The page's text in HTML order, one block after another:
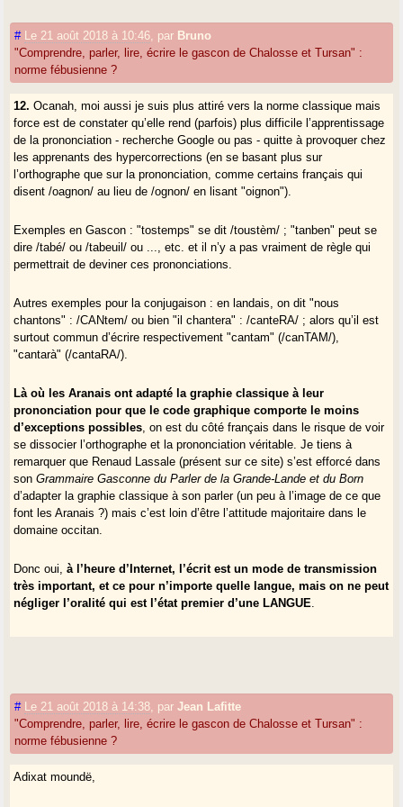
Seule une réaction fondée sur la défense et la promotion explicite d’une
"nationalité régionale" explicitement et uniquement gasconne aurait pu
sauver ce qui pouvait l’être.
Au fond ce projet pan-occitan répond à l’idée mistralienne de la "nation
méridionale", une nation qui n’est méridionale que vue de Paris, bien
sûr.
Mais dans ce pays on confond tout : le respect de l’Etat et
l’uniformisation linguistique ; la défense des patrimoines ethno-culturels
et la "subversion" ou le crime de lèse-nation (relisez Lauthemas,
tranchée définitivement par le président G. Pompidou en 1972 à Sarre-
Union : "Il n’y a pas de place pour les langues et cultures régionales
dans une France destinée à marquer l’Europe de son sceau." C’est clair
Quand à l’écran entre les populations et la langue (si peu) enseignée, il
s’est épaissi parce que la dynamique d’abandon était en marche depuis
occitan, landais, béarnais, gascon ?
Mistral a en fait chanté la naciounprovençale, le "naître" provençal,
mais a englobé l’illusoire "nation méridionale" dans cet enthousiasme. Il
n’était pas le premier à penser la "France du Sud". La pan-Occitanie en
est sortie.
Maintenant, ce qui aurait pu être une fédération de volontés tourne à
l’imposition d’une étiquette. Or, l’Occitanie, en dehors de son territoire
changent de référence et de nom, et les béarnistes aussi. Ce n’est pas
une question de graphie.
# Le 21 août 2018 à 10:46 par Bruno
"Comprendre, parler, lire, écrire le gascon de Chalosse et Tursan" :
norme fébusienne ?
12. Ocanah, moi aussi je suis plus attiré vers la norme classique mais
force est de constater qu’elle rend (parfois) plus difficile l’apprentissage
de la prononciation - recherche Google ou pas - quitte à provoquer chez
les apprenants des hypercorrections (en se basant plus sur
l’orthographe que sur la prononciation, comme certains français qui
disent /oagnon/ au lieu de /ognon/ en lisant "oignon").
Exemples en Gascon : "tostemps" se dit /toustèm/ ; "tanben" peut se
dire /tabé/ ou /tabeuil/ ou ..., etc. et il n’y a pas vraiment de règle qui
permettrait de deviner ces prononciations.
Autres exemples pour la conjugaison : en landais, on dit "nous
chantons" : /CANtem/ ou bien "il chantera" : /canteRA/ ; alors qu’il est
surtout commun d’écrire respectivement "cantam" (/canTAM/),
"cantarà" (/cantaRA/).
Là où les Aranais ont adapté la graphie classique à leur
prononciation pour que le code graphique comporte le moins
d’exceptions possibles , on est du côté français dans le risque de voir
se dissocier l’orthographe et la prononciation véritable. Je tiens à
remarquer que Renaud Lassale (présent sur ce site) s’est efforcé dans
sonGrammaire Gasconne du Parler de la Grande-Lande et du Born
d’adapter la graphie classique à son parler (un peu à l’image de ce que
font les Aranais ?) mais c’est loin d’être l’attitude majoritaire dans le
domaine occitan.
Donc oui,à l’heure d’Internet, l’écrit est un mode de transmission
très important, et ce pour n’importe quelle langue, mais on ne peut
négliger l’oralité qui est l’état premier d’une LANGUE
# Le 21 août 2018 à 14:38 parJean Lafitte
"Comprendre, parler, lire, écrire le gascon de Chalosse et Tursan" :
norme fébusienne ?
Adixat moundë,